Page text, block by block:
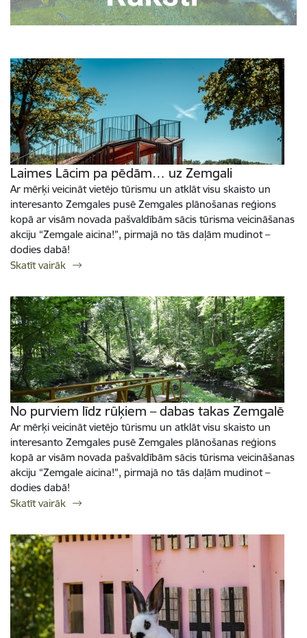
Laimes Lācim pa pēdām… uz Zemgali
Ar mērķi veicināt vietējo tūrismu un atklāt visu skaisto un
interesanto Zemgales pusē Zemgales plānošanas reģions
kopā ar visām novada pašvaldībām sācis tūrisma veicināšanas
akciju “Zemgale aicina!”, pirmajā no tās daļām mudinot –
dodies dabā!
Skatīt vairāk
No purviem līdz rūķiem – dabas takas Zemgalē
Ar mērķi veicināt vietējo tūrismu un atklāt visu skaisto un
interesanto Zemgales pusē Zemgales plānošanas reģions
kopā ar visām novada pašvaldībām sācis tūrisma veicināšanas
akciju “Zemgale aicina!”, pirmajā no tās daļām mudinot –
dodies dabā!
Skatīt vairāk